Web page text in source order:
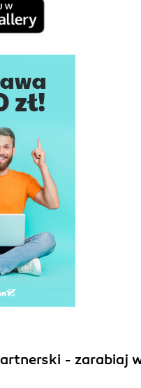
- zarabiaj